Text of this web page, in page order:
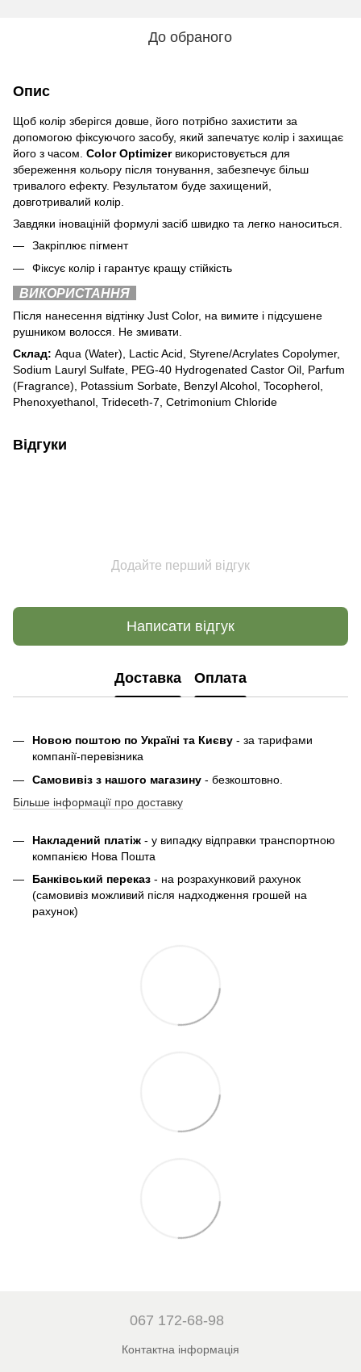
До обраного
Опис
Щоб колір зберігся довше, його потрібно захистити за
допомогою фіксуючого засобу, який запечатує колір і захищає
його з часом. Color Optimizerвикористовується для
збереження кольору після тонування, забезпечує більш
тривалого ефекту. Результатом буде захищений,
довготривалий колір.
Завдяки іноваціній формулі засіб швидко та легко наноситься.
Закріплює пігмент
Фіксує колір і гарантує кращу стійкість
ВИКОРИСТАННЯ
Після нанесення відтінку Just Color, на вимите і підсушене
рушником волосся. Не змивати.
Склад: Aqua (Water), Lactic Acid, Styrene/Acrylates Copolymer,
Sodium Lauryl Sulfate, PEG-40 Hydrogenated Castor Oil, Parfum
(Fragrance), Potassium Sorbate, Benzyl Alcohol, Tocopherol,
Phenoxyethanol, Trideceth-7, Cetrimonium Chloride
Відгуки
Додайте перший відгук
Написати відгук
Доставка Оплата
Новою поштою по Україні та Києву - за тарифами
компанії-перевізника
Самовивіз з нашого магазину - безкоштовно.
Більше інформації про доставку
Накладений платіж - у випадку відправки транспортною
компанією Нова Пошта
Банківський переказ - на розрахунковий рахунок
(самовивіз можливий після надходження грошей на
рахунок)
067 172-68-98
Контактна інформація